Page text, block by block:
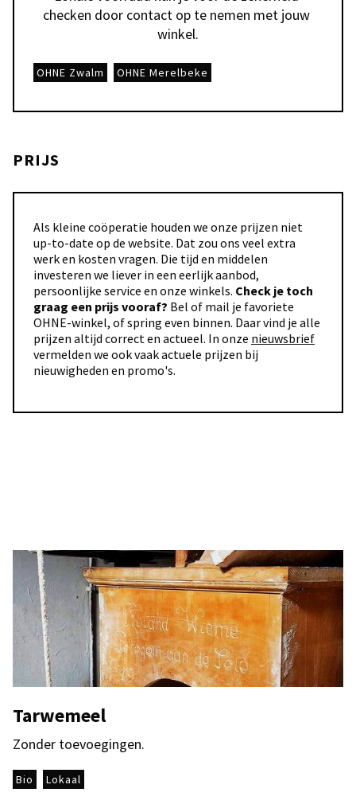
checken door contact op te nemen met jouw
winkel.
OHNE Zwalm OHNE Merelbeke
PRIJS
Als kleine coöperatie houden we onze prijzen niet
up-to-date op de website. Dat zou ons veel extra
werk en kosten vragen. Die tijd en middelen
investeren we liever in een eerlijk aanbod,
persoonlijke service en onze winkels. Check je toch
graag een prijs vooraf? Bel of mail je favoriete
OHNE-winkel, of spring even binnen. Daar vind je alle
prijzen altijd correct en actueel. In onze nieuwsbrief
vermelden we ook vaak actuele prijzen bij
nieuwigheden en promo's.
Tarwemeel
Zonder toevoegingen.
Bio Lokaal